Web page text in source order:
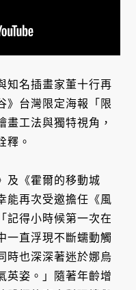
知名插畫家董十行再
》台灣限定海報「限
畫工法與獨特視角，
釋。
及《霍爾的移動城
能再次受邀擔任《風
記得小時候第一次在
一直浮現不斷蠕動觸
時也深深著迷於娜烏
英姿。」隨著年齡增